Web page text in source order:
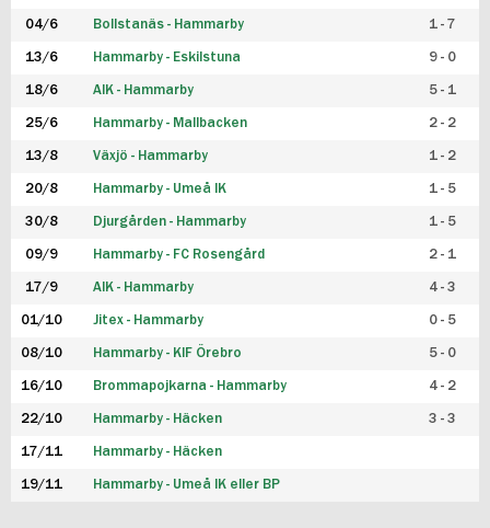
04/6 Bollstanäs - Hammarby 1 - 7
13/6 Hammarby - Eskilstuna 9 - 0
18/6 AIK - Hammarby 5 - 1
25/6 Hammarby - Mallbacken 2 - 2
13/8 Växjö - Hammarby 1 - 2
20/8 Hammarby - Umeå IK 1 - 5
30/8 Djurgården - Hammarby 1 - 5
09/9 Hammarby - FC Rosengård 2 - 1
17/9 AIK - Hammarby 4 - 3
01/10 Jitex - Hammarby 0 - 5
08/10 Hammarby - KIF Örebro 5 - 0
16/10 Brommapojkarna - Hammarby 4 - 2
22/10 Hammarby - Häcken 3 - 3
17/11 Hammarby - Häcken
19/11 Hammarby - Umeå IK eller BP